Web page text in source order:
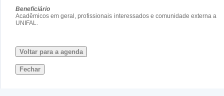
Beneficiário
Acadêmicos em geral, profissionais interessados e comunidade externa a
UNIFAL.
Voltar para a agenda
Fechar